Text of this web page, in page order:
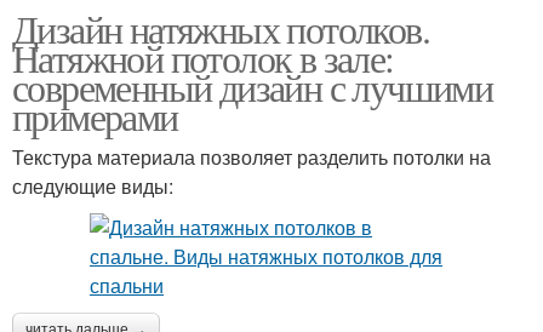
Дизайн натяжных потолков.
Натяжной потолок в зале:
современный дизайн с лучшими
примерами
Текстура материала позволяет разделить потолки на
следующие виды: